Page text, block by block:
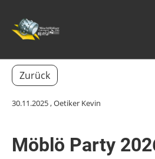
Zurück
30.11.2025, Oetiker Kevin
Möblö Party